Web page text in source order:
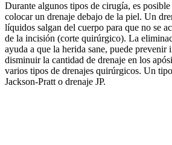
Durante algunos tipos de cirugía, es
colocar un drenaje debajo de la piel. Un
líquidos salgan del cuerpo para que no se
de la incisión (corte quirúrgico). La
ayuda a que la herida sane, puede prevenir
disminuir la cantidad de drenaje en los
varios tipos de drenajes quirúrgicos. Un
Jackson-Pratt o drenaje JP.